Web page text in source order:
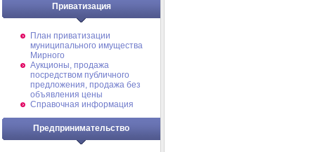
Приватизация
План приватизации
муниципального имущества
Мирного
Аукционы, продажа
посредством публичного
предложения, продажа без
объявления цены
Справочная информация
Предпринимательство